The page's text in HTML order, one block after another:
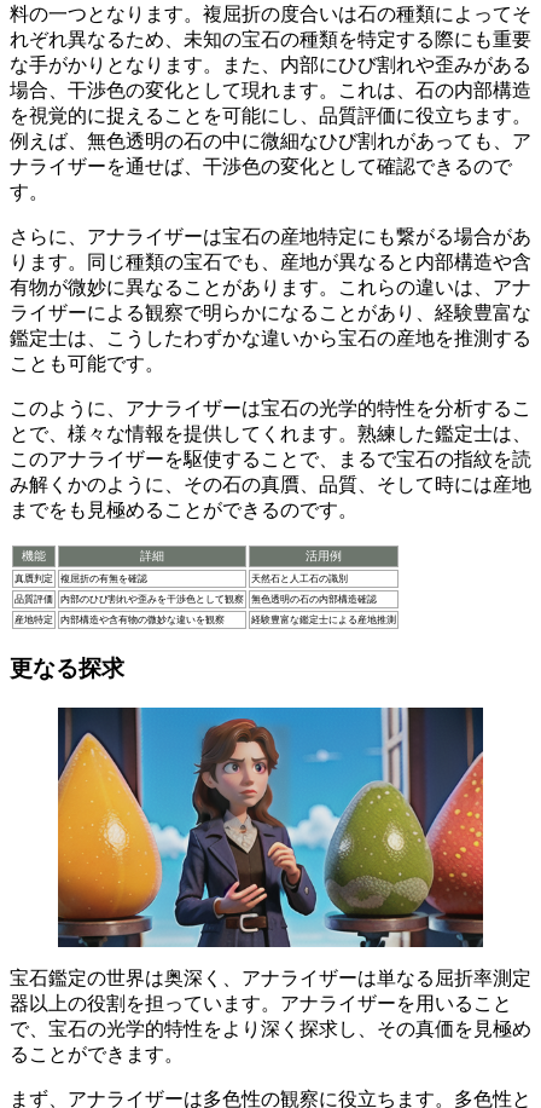
料の一つとなります。 複屈折の度合いは石の種類によってそ
れぞれ異なるため、未知の宝石の種類を特定する際にも重要
な手がかりとなります。
また、内部にひび割れや歪みがある
場合、干渉色の変化として現れます。これは、石の内部構造
を視覚的に捉えることを可能にし、品質評価に役立ちます。
例えば、無色透明の石の中に微細なひび割れがあっても、ア
ナライザーを通せば、干渉色の変化として確認できるので
す。
さらに、アナライザーは宝石の産地特定にも繋がる場合があ
ります。
同じ種類の宝石でも、産地が異なると内部構造や含
有物が微妙に異なることがあります。これらの違いは、アナ
ライザーによる観察で明らかになることがあり、経験豊富な
鑑定士は、こうしたわずかな違いから宝石の産地を推測する
ことも可能です。
このように、アナライザーは宝石の光学的特性を分析するこ
とで、様々な情報を提供してくれます。熟練した鑑定士は、
このアナライザーを駆使することで、まるで宝石の指紋を読
み解くかのように、その石の真贋、品質、そして時には産地
までをも見極めることができるのです。
機能 詳細 活用例
真贋判定 複屈折の有無を確認
天然石と人工石の識別
品質評価
内部のひび割れや歪みを干渉色として観察
無色透明の石の内部構造確認
産地特定
内部構造や含有物の微妙な違いを観察 経験豊富な鑑定士による産地推測
更なる探求
宝石鑑定の世界は奥深く、アナライザーは単なる屈折率測定
器以上の役割を担っています。アナライザーを用いること
で、宝石の光学的特性をより深く探求し、その真価を見極め
ることができます。
まず、アナライザーは多色性の観察に役立ちます。多色性と